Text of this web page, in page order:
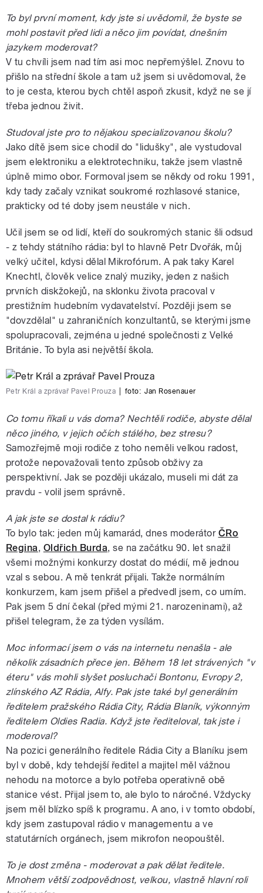
To byl první moment, kdy jste si uvědomil, že byste se
mohl postavit před lidi a něco jim povídat, dnešním
jazykem moderovat?
V tu chvíli jsem nad tím asi moc nepřemýšlel. Znovu to
přišlo na střední škole a tam už jsem si uvědomoval, že
to je cesta, kterou bych chtěl aspoň zkusit, když ne se jí
třeba jednou živit.
Studoval jste pro to nějakou specializovanou školu?
Jako dítě jsem sice chodil do "lidušky", ale vystudoval
jsem elektroniku a elektrotechniku, takže jsem vlastně
úplně mimo obor. Formoval jsem se někdy od roku 1991,
kdy tady začaly vznikat soukromé rozhlasové stanice,
prakticky od té doby jsem neustále v nich.
Učil jsem se od lidí, kteří do soukromých stanic šli odsud
- z tehdy státního rádia: byl to hlavně Petr Dvořák, můj
velký učitel, kdysi dělal Mikrofórum. A pak taky Karel
Knechtl, člověk velice znalý muziky, jeden z našich
prvních diskžokejů, na sklonku života pracoval v
prestižním hudebním vydavatelství. Později jsem se
"dovzdělal" u zahraničních konzultantů, se kterými jsme
spolupracovali, zejména u jedné společnosti z Velké
Británie. To byla asi největší škola.
Petr Král a zprávař Pavel Prouza foto: Jan Rosenauer
Co tomu říkali u vás doma? Nechtěli rodiče, abyste dělal
něco jiného, v jejich očích stálého, bez stresu?
Samozřejmě moji rodiče z toho neměli velkou radost,
protože nepovažovali tento způsob obživy za
perspektivní. Jak se později ukázalo, museli mi dát za
pravdu - volil jsem správně.
A jak jste se dostal k rádiu?
To bylo tak: jeden můj kamarád, dnes moderátor ČRo
Regina, Oldřich Burda, se na začátku 90. let snažil
všemi možnými konkurzy dostat do médií, mě jednou
vzal s sebou. A mě tenkrát přijali. Takže normálním
konkurzem, kam jsem přišel a předvedl jsem, co umím.
Pak jsem 5 dní čekal (před mými 21. narozeninami), až
přišel telegram, že za týden vysílám.
Moc informací jsem o vás na internetu nenašla - ale
několik zásadních přece jen. Během 18 let strávených "v
éteru" vás mohli slyšet posluchači Bontonu, Evropy 2,
zlínského AZ Rádia, Alfy. Pak jste také byl generálním
ředitelem pražského Rádia City, Rádia Blaník, výkonným
ředitelem Oldies Radia. Když jste řediteloval, tak jste i
moderoval?
Na pozici generálního ředitele Rádia City a Blaníku jsem
byl v době, kdy tehdejší ředitel a majitel měl vážnou
nehodu na motorce a bylo potřeba operativně obě
stanice vést. Přijal jsem to, ale bylo to náročné. Vždycky
jsem měl blízko spíš k programu. A ano, i v tomto období,
kdy jsem zastupoval rádio v managementu a ve
statutárních orgánech, jsem mikrofon neopouštěl.
To je dost změna - moderovat a pak dělat ředitele.
Mnohem větší zodpovědnost, velkou, vlastně hlavní roli